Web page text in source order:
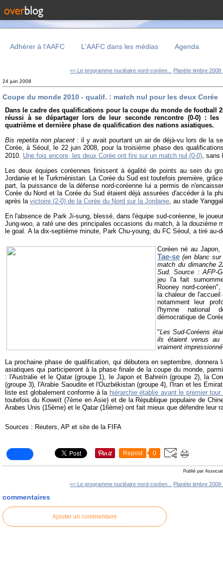
Adhérer à l'AAFC L'AAFC dans les médias Agenda
<< Le programme nucléaire nord-coréen... Planète timbre 2008
24 juin 2008
Coupe du monde 2010 - qualif. : match nul pour les deux Corée
Dans le cadre des qualifications pour la coupe du monde de football
réussi à se départager lors de leur seconde rencontre (0-0) : les
quatrième et dernière phase de qualification des nations asiatiques.
Bis repetita non placent: il y avait pourtant un air de déjà-vu lors de la
Corée, à Séoul, le 22 juin 2008, pour la troisième phase des
2010. Une fois encore, les deux Corée ont fini sur un match nul (0-0), sans
Les deux équipes coréennes finissent à égalité de points au sein du
Jordanie et le Turkménistan. La Corée du Sud est toutefois première,
part, la puissance de la défense nord-coréenne lui a permis de
Corée du Nord et la Corée du Sud étaient déjà assurées d'accéder à la
après la victoire (2-0) de la Corée du Nord sur la Jordanie, au stade
En l'absence de Park Ji-sung, blessé, dans l'équipe sud-coréenne, le
Jung-woo, a raté une des principales occasions du match, à la douzième
le goal. A la dix-septième minute, Park Chu-young, du FC Séoul, a tiré au-
Coréen né au
Tae-se (en blanc
match du dimanche
Sud. Source : AFP-
jeu l'a fait
Rooney nord-
la chaleur de
notamment leur
l'hymne national
démocratique de
"Les Sud-Coréens
ils étaient venus au
vraiment impressionné
La prochaine phase de qualification, qui débutera en septembre,
asiatiques qui participeront à la phase finale de la coupe du monde,
: l'Australie et le Qatar (groupe 1), le Japon et Bahreïn (groupe 2), la
(groupe 3), l'Arabie Saoudite et l'Ouzbékistan (groupe 4), l'Iran et les
liste est globalement conforme à la hiérarchie établie avant le premier
toutefois du Koweït (7ème en Asie) et de la République populaire de
Arabes Unis (15ème) et le Qatar (16ème) ont fait mieux que défendre leur
Sources : Reuters, AP et site de la FIFA
Repost 0
Publié par
<< Le programme nucléaire nord-coréen... Planète timbre 2008
commentaires
Ajouter un commentaire